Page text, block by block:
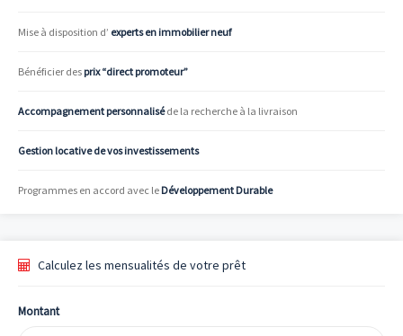
Mise à disposition d’ experts en immobilier neuf
Bénéficier des prix “direct promoteur”
Accompagnement personnaliséde la recherche à la livraison
Gestion locative de vos investissements
Programmes en accord avec le Développement Durable
Calculez les mensualités de votre prêt
Montant